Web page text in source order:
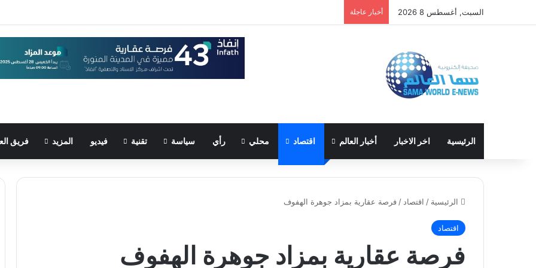
السبت, أغسطس 8 2026 أخبار عاجلة
الرئيسية اخر الاخبار أخبار العالم اقتصاد محلي رأي سياسة تقنية فيديو المزيد فريق
الرئيسية / اقتصاد / فرصة عقارية بمزاد جوهرة الهفوف
اقتصاد
فرصة عقارية بمزاد جوهرة الهفوف